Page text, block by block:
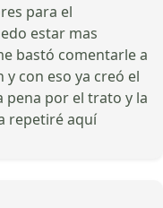
para el
estar mas
bastó comentarle a
con eso ya creó el
pena por el trato y la
repetiré aquí